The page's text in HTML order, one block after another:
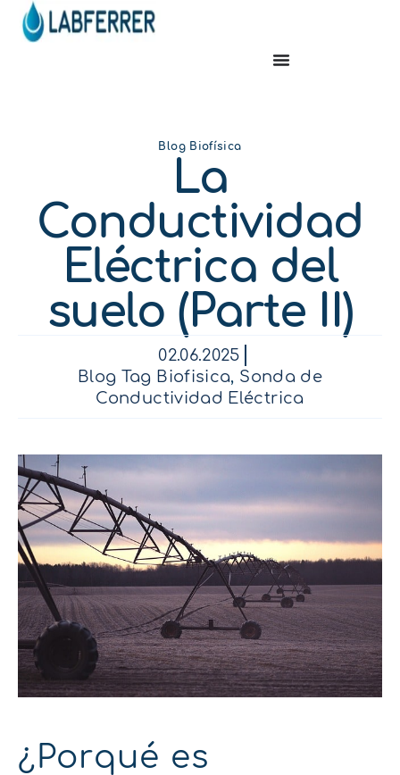
Blog Biofísica
La
Conductividad
Eléctrica del
suelo (Parte II)
02.06.2025
Blog Tag Biofisica, Sonda de
Conductividad Eléctrica
¿Porqué es